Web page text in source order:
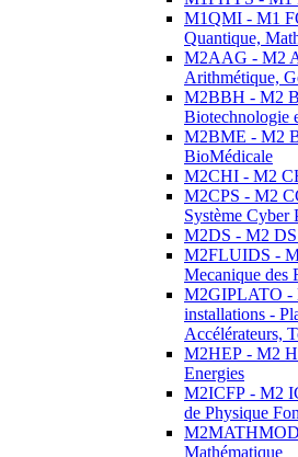
M1QMI - M1
Quantique,
M2AAG - M2
Arithmétique,
M2BBH - M2
Biotechnologie
M2BME - M2
BioMédicale
M2CHI - M2
M2CPS - M2
Système Cyber
M2DS - M2 DS
M2FLUIDS -
Mecanique des
M2GIPLATO -
installations -
Accélérateurs,
M2HEP - M2
Energies
M2ICFP - M2
de Physique
Mathématique